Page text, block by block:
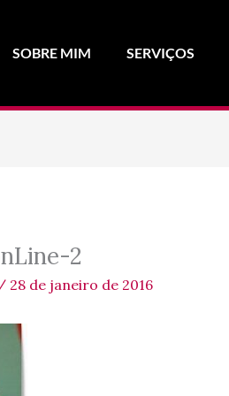
SOBRE MIM SERVIÇOS
2
/ 28 de janeiro de 2016